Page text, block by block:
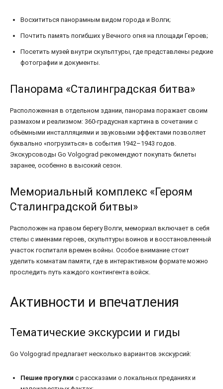
Восхититься панорамным видом города и Волги;
Почтить память погибших у Вечного огня на площади Героев;
Посетить музей внутри скульптуры, где представлены редкие
фотографии и документы.
Панорама «Сталинградская битва»
Расположенная в отдельном здании, панорама поражает своим
размахом и реализмом: 360-градусная картина в сочетании с
объёмными инсталляциями и звуковыми эффектами позволяет
буквально «погрузиться» в события 1942–1943 годов.
Экскурсоводы Go Volgograd рекомендуют покупать билеты
заранее, особенно в высокий сезон.
Мемориальный комплекс «Героям
Сталинградской битвы»
Расположен на правом берегу Волги, мемориал включает в себя
стелы с именами героев, скульптуры воинов и восстановленный
участок госпиталя времен войны. Особое внимание стоит
уделить комнатам памяти, где в интерактивном формате можно
проследить путь каждого контингента войск.
Активности и впечатления
Тематические экскурсии и гиды
Go Volgograd предлагает несколько вариантов экскурсий:
Пешие прогулки с рассказами о локальных преданиях и